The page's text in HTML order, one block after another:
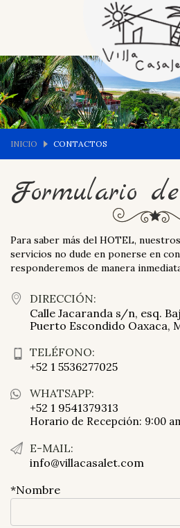
INICIO CONTACTOS
Formulario
Para saber más del HOTEL,
servicios no dude en ponerse en
responderemos de manera
DIRECCIÓN:
Calle Jacaranda s/n, esq.
Puerto Escondido Oaxaca,
TELÉFONO:
+52 1 5536277025
WHATSAPP:
+52 1 9541379313
Horario de Recepción: 9:00
E-MAIL:
info@villacasalet.com
*Nombre